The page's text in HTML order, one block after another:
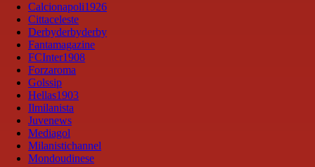
Calcionapoli1926
Cittaceleste
Derbyderbyderby
Fantamagazine
FCInter1908
Forzaroma
Golssip
Hellas1903
Ilmilanista
Juvenews
Mediagol
Milanistichannel
Mondoudinese